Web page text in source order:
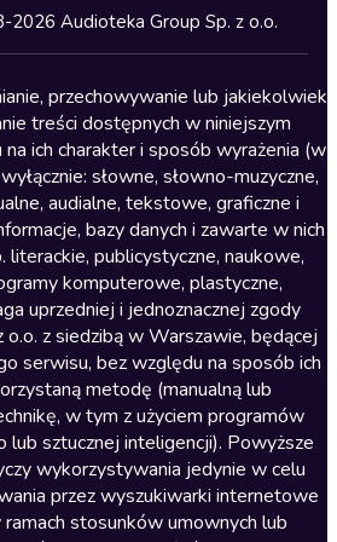
Audioteka Group Sp. z o.o.
przechowywanie lub jakiekolwiek
treści dostępnych w niniejszym
ich charakter i sposób wyrażenia (w
słowne, słowno-muzyczne,
audialne, tekstowe, graficzne i
bazy danych i zawarte w nich
literackie, publicystyczne, naukowe,
komputerowe, plastyczne,
uprzedniej i jednoznacznej zgody
z siedzibą w Warszawie, będącej
serwisu, bez względu na sposób ich
metodę (manualną lub
w tym z użyciem programów
lub sztucznej inteligencji). Powyższe
wykorzystywania jedynie w celu
przez wyszukiwarki internetowe
stosunków umownych lub